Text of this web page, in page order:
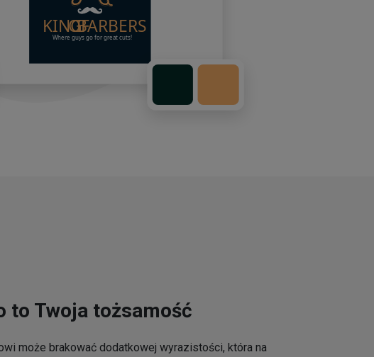
to Twoja tożsamość
może brakować dodatkowej wyrazistości, która na